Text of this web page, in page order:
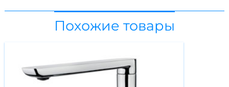
Похожие товары